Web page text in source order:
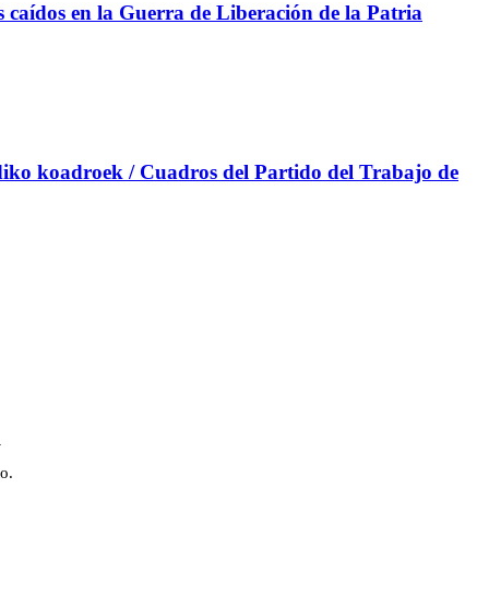
en la Guerra de Liberación de la Patria
koadroek / Cuadros del Partido del Trabajo de